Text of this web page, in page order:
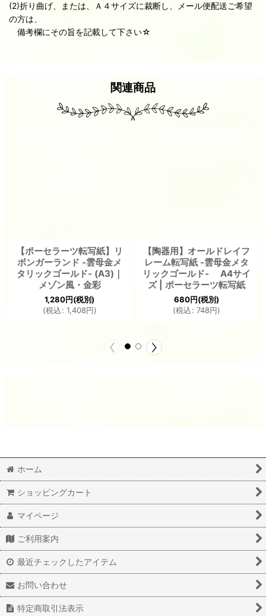
(2)折り曲げ、または、Ａ４サイズに裁断し、メール便配送ご希望
の方は、
備考欄にその旨を記載して下さい☆
関連商品
【ポーセラーツ転写紙】リ
ボンガーランド -雲母金メ
タリックゴールド- (A3)｜
メゾン風・金彩
1,280円(税別)
(税込: 1,408円)
【陶器用】オールドレイフ
レーム転写紙 -雲母金メタ
リックゴールド- A4サイ
ズ | ポーセラーツ転写紙
680円(税別)
(税込: 748円)
ホーム
ショッピングカート
マイページ
ご利用案内
最近チェックしたアイテム
お問い合わせ
特定商取引法表示